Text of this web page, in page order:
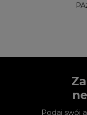
Podaj swój